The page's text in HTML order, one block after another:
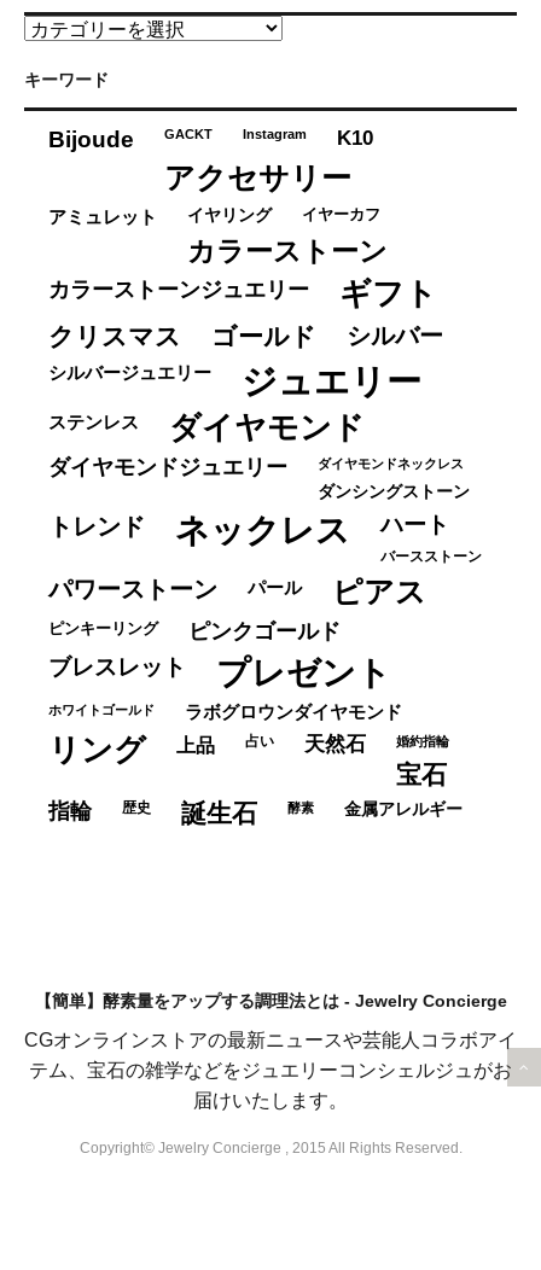
カ
ゴ
キーワード
Bijoude GACKT Instagram K10
アクセサリー
アミュレット イヤリング イヤーカフ
カラーストーン
カラーストーンジュエリー ギフト
クリスマス ゴールド シルバー
シルバージュエリー ジュエリー
ステンレス ダイヤモンド
ダイヤモンドジュエリー ダイヤモンドネックレス
ダンシングストーン
トレンド ネックレス ハート
バースストーン
パワーストーン パール ピアス
ピンキーリング ピンクゴールド
ブレスレット プレゼント
ホワイトゴールド ラボグロウンダイヤモンド
リング 上品 占い 天然石 婚約指輪
宝石
指輪 歴史 誕生石 酵素 金属アレルギー
【簡単】酵素量をアップする調理法とは - Jewelry Concierge
CGオンラインストアの最新ニュースや芸能人コラボアイ
テム、宝石の雑学などをジュエリーコンシェルジュがお
届けいたします。
Copyright© Jewelry Concierge , 2015 All Rights Reserved.